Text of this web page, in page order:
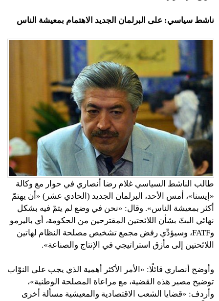
ناشط سياسي: على البرلمان الجديد الاهتمام بمعيشة الناس
طالب الناشط السياسي غلام رضا أنصاري في حوار مع وكالة
«إيسنا»، أمس الأحد، البرلمان الجديد (الحادي عشر) «أن يهتمّ
أكثر بمعيشة الناس». وقال: «نحن في وضع لم يتمّ فيه بشكل
نهائي البتّ بشأن اللائحتين المقترحين من الحكومة، أي باليرمو
وFATF، وسيؤدِّي رفض مجمع تشخيص مصلحة النظام لهاتين
اللائحتين إلى مأزق استراتيجي في الإنتاج والصناعة».
وأوضح أنصاري قائلًا: «الأمر الأكثر أهمية الذي يجب على النوّاب
توضيح مصير هذه القضية، مع مراعاة المصلحة الوطنية»،
وأردف: «قضايا الشعب الاقتصادية والمعيشية مسألة أخرى